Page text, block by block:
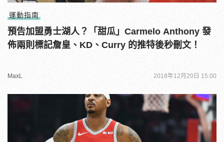
運動指南
預告加盟勇士湖人？「甜瓜」Carmelo Anthony 發
佈兩則標記詹皇、KD、Curry 的推特後秒刪文！
MaxL 2018年12月20日 15:00